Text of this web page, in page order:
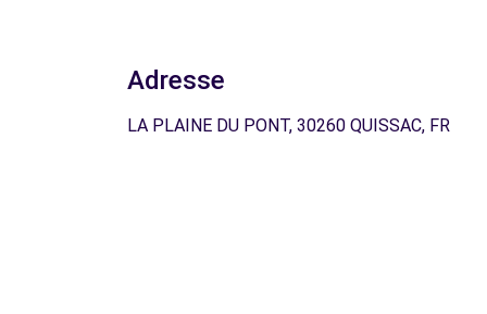
Adresse
LA PLAINE DU PONT, 30260 QUISSAC, FR